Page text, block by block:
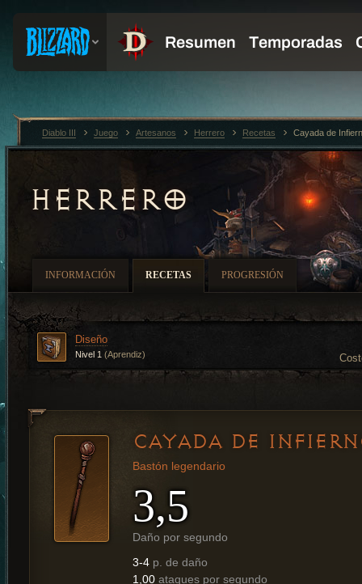
HERRERO
INFORMACIÓN RECETAS PROGRESIÓN
Diseño
Nivel 1 (Aprendiz)
CAYADA DE
Bastón legendario
3,5
Daño por segundo
3-4 p. de daño
1,00 ataques por segundo
Diablo III Juego Artesanos Herrero Recetas Cayada de